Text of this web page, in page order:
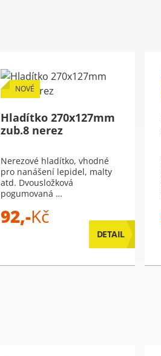
NOVÉ
Hladítko 270x127mm
zub.8 nerez
Nerezové hladítko, vhodné
pro nanášení lepidel, malty
atd. Dvousložková
pogumovaná …
92,-Kč
DETAIL